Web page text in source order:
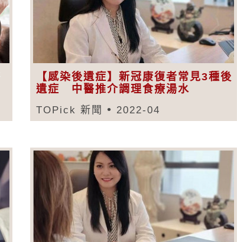
【感染後遺症】新冠康復者常見3種後
遺症 中醫推介調理食療湯水
TOPick 新聞 2022-04